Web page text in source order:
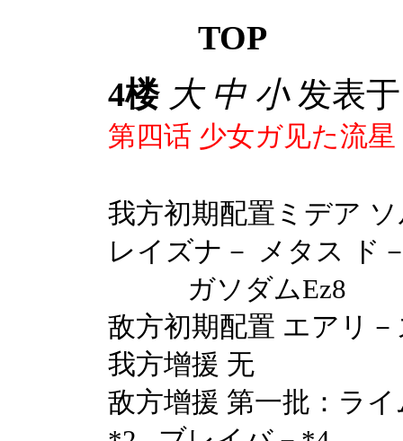
TOP
4楼 大 中 小发表于
第四话 少女ガ见た流星
我方初期配置ミデア
レイズナ－ メタス ド
ガソダムEz8
敌方初期配置 エアリ
我方增援 无
敌方增援 第一批：ラ